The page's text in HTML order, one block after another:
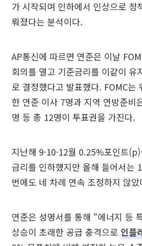
가 시작되며 인하에서 인상으로 정
뤄졌다는 분석이다.
AP통신에 따르면 연준은 이날
회의를 열고 기준금리를 이같이 유
로 결정했다고 발표했다. FOMC는
한 연준 이사 7명과 지역 연방준비
명 등 총 12명이 투표권을 가진다.
지난해 9·10·12월 0.25%포인트
금리를 인하했지만 올해 들어서는
번에도 네 차례 연속 조정하지 않았
연준은 성명서를 통해 “에너지 등
상승이 초래한 공급 충격으로 인플